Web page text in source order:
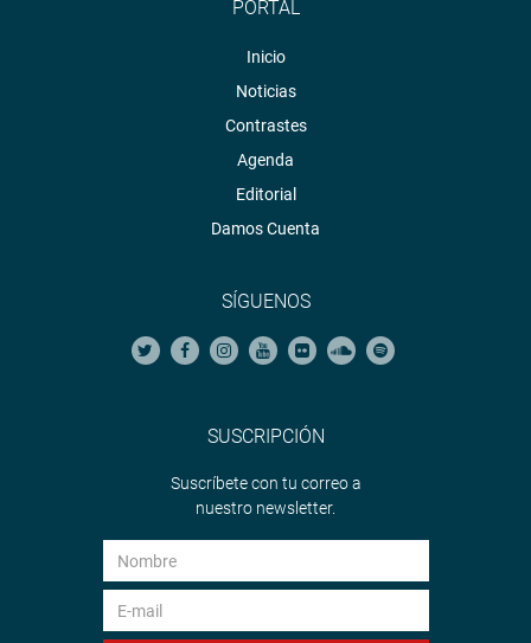
PORTAL
Inicio
Noticias
Contrastes
Agenda
Editorial
Damos Cuenta
SÍGUENOS
SUSCRIPCIÓN
Suscríbete con tu correo a
nuestro newsletter.